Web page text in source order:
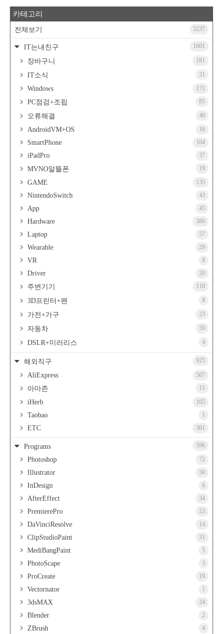
카테고리
전체보기 5237
IT는내친구 1601
장바구니 181
IT소식 21
Windows 171
PC점검+조립 85
오류해결 40
AndroidVM+OS 16
SmartPhone 104
iPadPro 37
MVNO알뜰폰 19
GAME 135
NintendoSwitch 43
App 45
Hardware 386
Laptop 57
Wearable 29
VR 8
Driver 20
주변기기 110
3D프린터+펜 8
가전+가구 23
자동차 59
DSLR+미러리스 4
해외직구 925
AliExpress 507
아마존 11
iHerb 105
Taobao 1
ETC 301
Programs 596
Photoshop 72
Illustrator 50
InDesign 6
AfterEffect 34
PremierePro 23
DaVinciResolve 14
ClipStudioPaint 31
MediBangPaint 5
PhotoScape 3
ProCreate 19
Vectornator 1
3dsMAX 24
Blender 2
ZBrush 4